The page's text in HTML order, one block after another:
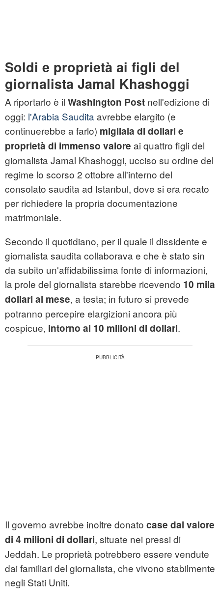
Soldi e proprietà ai figli del
giornalista Jamal Khashoggi
A riportarlo è il Washington Post nell'edizione di
oggi: l'Arabia Saudita avrebbe elargito (e
continuerebbe a farlo) migliaia di dollari e
proprietà di immenso valore ai quattro figli del
giornalista Jamal Khashoggi, ucciso su ordine del
regime lo scorso 2 ottobre all'interno del
consolato saudita ad Istanbul, dove si era recato
per richiedere la propria documentazione
matrimoniale.
Secondo il quotidiano, per il quale il dissidente e
giornalista saudita collaborava e che è stato sin
da subito un'affidabilissima fonte di informazioni,
la prole del giornalista starebbe ricevendo 10 mila
dollari al mese, a testa; in futuro si prevede
potranno percepire elargizioni ancora più
cospicue, intorno ai 10 milioni di dollari.
Il governo avrebbe inoltre donato case dal valore
di 4 milioni di dollari, situate nei pressi di
Jeddah. Le proprietà potrebbero essere vendute
dai familiari del giornalista, che vivono stabilmente
negli Stati Uniti.